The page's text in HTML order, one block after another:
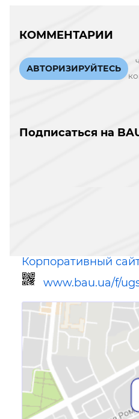
КОММЕНТАРИИ
АВТОРИЗИРУЙТЕСЬ
Подписаться на
Корпоративный
www.bau.ua/f/
Ссылка для мобильных устройств